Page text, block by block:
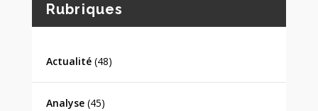
Rubriques
Actualité(48)
Analyse(45)